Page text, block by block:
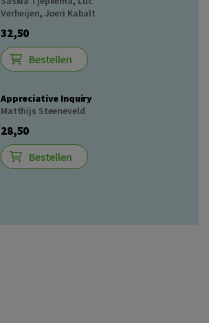
Verheijen, Joeri Kabalt
32,50
Bestellen
Appreciative Inquiry
Matthijs Steeneveld
28,50
Bestellen